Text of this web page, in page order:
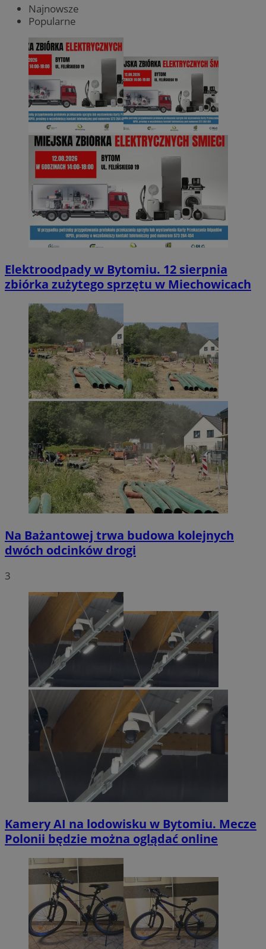
Najnowsze
Popularne
Elektroodpady w Bytomiu. 12 sierpnia
zbiórka zużytego sprzętu w Miechowicach
Na Bażantowej trwa budowa kolejnych
dwóch odcinków drogi
3
Kamery AI na lodowisku w Bytomiu. Mecze
Polonii będzie można oglądać online